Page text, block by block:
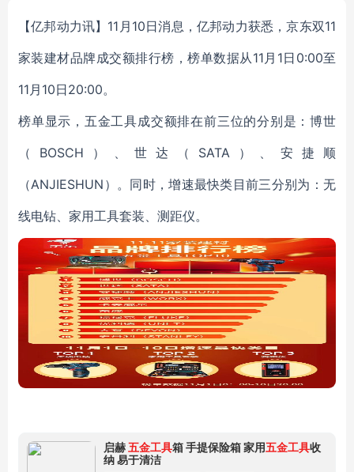
【亿邦动力讯】11月10日消息，亿邦动力获悉，京东双11
家装建材品牌成交额排行榜，榜单数据从11月1日0:00至
11月10日20:00。
榜单显示，五金工具成交额排在前三位的分别是：博世
（BOSCH）、世达（SATA）、安捷顺
（ANJIESHUN）。同时，增速最快类目前三分别为：无
线电钻、家用工具套装、测距仪。
启赫五金工具箱 手提保险箱 家用五金工具收
纳 易于清洁